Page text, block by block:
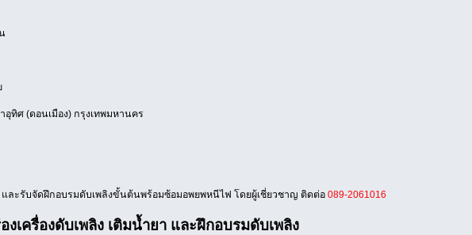
ทิศ (ดอนเมือง) กรุงเทพมหานคร
ละรับจัดฝึกอบรมดับเพลิงขั้นต้นพร้อมซ้อมอพยพหนีไฟ โดยผู้เชี่ยวชาญ ติดต่อ089-2061016
เครื่องดับเพลิง เติมน้ำยา และฝึกอบรมดับเพลิง